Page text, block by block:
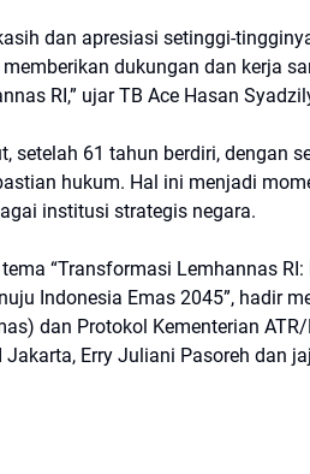
dan apresiasi setinggi-
dukungan dan kerja
RI,” ujar TB Ace Hasan
setelah 61 tahun berdiri, dengan
hukum. Hal ini menjadi
institusi strategis negara.
“Transformasi Lemhannas
Indonesia Emas 2045”, hadir
dan Protokol Kementerian
Jakarta, Erry Juliani Pasoreh dan